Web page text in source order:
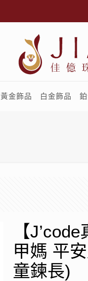
黃金飾品 白金飾品
【
甲媽 平
童鍊長)